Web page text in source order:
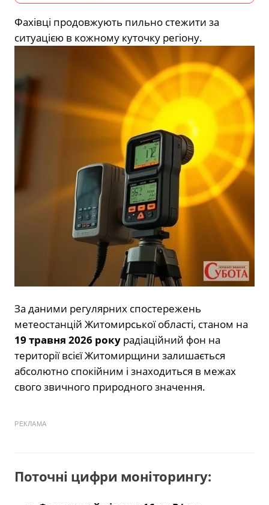
Фахівці продовжують пильно стежити за
ситуацією в кожному куточку регіону.
За даними регулярних спостережень
метеостанцій Житомирської області, станом на
19 травня 2026 року радіаційний фон на
території всієї Житомирщини залишається
абсолютно спокійним і знаходиться в межах
свого звичного природного значення.
РЕКЛАМА
Поточні цифри моніторингу: